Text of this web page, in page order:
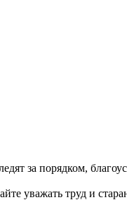
за порядком,
уважать труд и